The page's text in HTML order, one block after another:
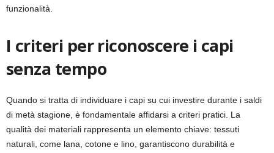
funzionalità.
I criteri per riconoscere i capi
senza tempo
Quando si tratta di individuare i capi su cui investire durante i saldi
di metà stagione, è fondamentale affidarsi a criteri pratici. La
qualità dei materiali rappresenta un elemento chiave: tessuti
naturali, come lana, cotone e lino, garantiscono durabilità e